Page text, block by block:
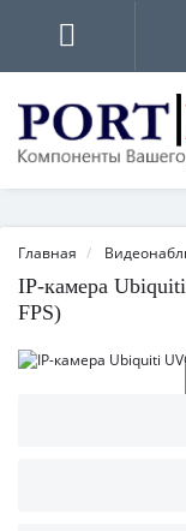
Главная
IP-камера
FPS)